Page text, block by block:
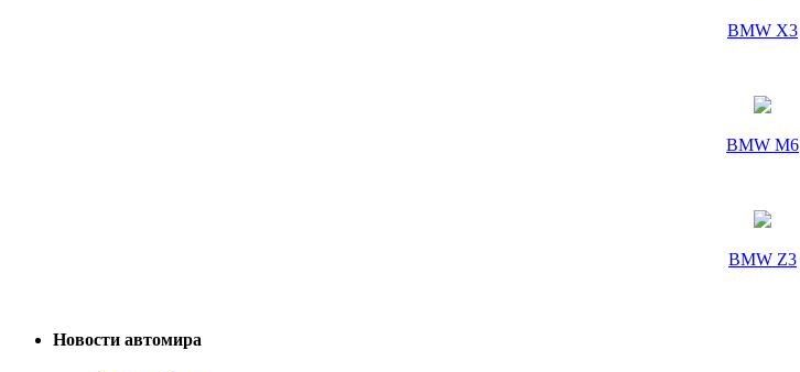
BMW X3
BMW M6
BMW Z3
Новости автомира